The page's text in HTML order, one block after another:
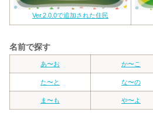
Ver.2.0.0で追加された住民
名前で探す
あ〜お か〜こ
た〜と な〜の
ま〜も や〜よ